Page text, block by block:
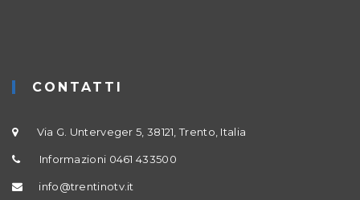
CONTATTI
Via G. Unterveger 5, 38121, Trento, Italia
Informazioni 0461 433500
info@trentinotv.it